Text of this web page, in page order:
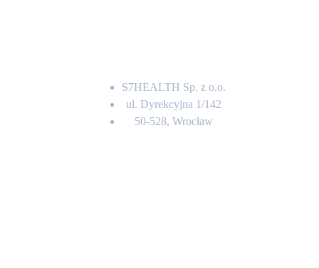
S7HEALTH Sp. z o.o.
ul. Dyrekcyjna 1/142
50-528, Wrocław